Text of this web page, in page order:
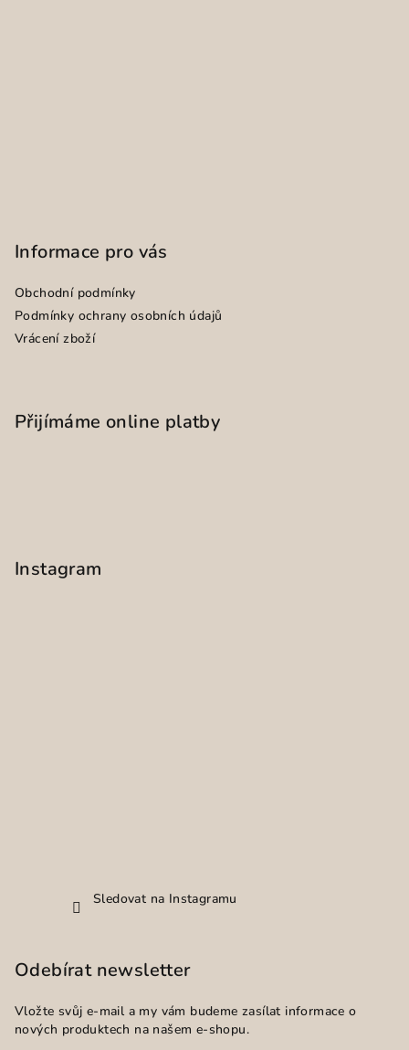
Informace pro vás
Obchodní podmínky
Podmínky ochrany osobních údajů
Vrácení zboží
Přijímáme online platby
Instagram
Sledovat na Instagramu
Odebírat newsletter
Vložte svůj e-mail a my vám budeme zasílat informace o
nových produktech na našem e-shopu.